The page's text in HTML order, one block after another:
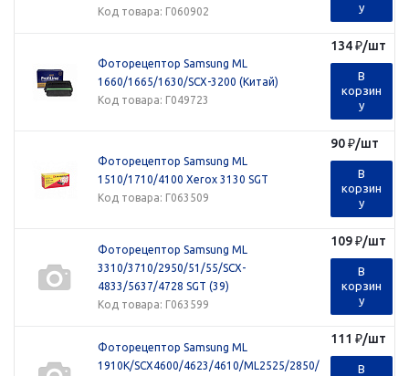
Код товара: Г060902
у
Фоторецептор Samsung ML
1660/1665/1630/SCX-3200 (Китай)
Код товара: Г049723
134₽/шт
В
корзин
у
Фоторецептор Samsung ML
1510/1710/4100 Xerox 3130 SGT
Код товара: Г063509
90₽/шт
В
корзин
у
Фоторецептор Samsung ML
3310/3710/2950/51/55/SCX-
4833/5637/4728 SGT (39)
Код товара: Г063599
109₽/шт
В
корзин
у
Фоторецептор Samsung ML
1910K/SCX4600/4623/4610/ML2525/2850/
111 ₽/шт
В